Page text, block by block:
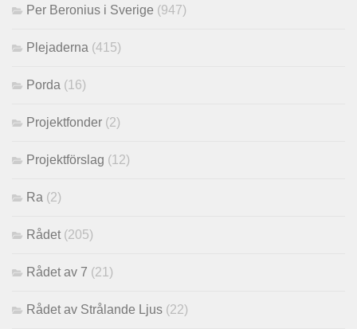
Per Beronius i Sverige (947)
Plejaderna (415)
Porda (16)
Projektfonder (2)
Projektförslag (12)
Ra (2)
Rådet (205)
Rådet av 7 (21)
Rådet av Strålande Ljus (22)